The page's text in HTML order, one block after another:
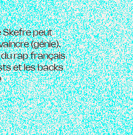
Skefre peut
(génie).
du rap français
et les backs